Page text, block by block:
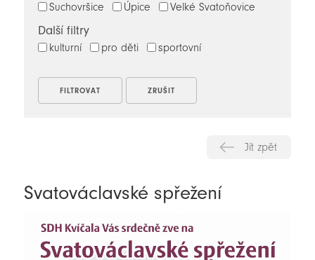
Suchovršice
Úpice Velké Svatoňovice
Další filtry
kulturní pro děti sportovní
Jít zpět
Svatováclavské spřežení